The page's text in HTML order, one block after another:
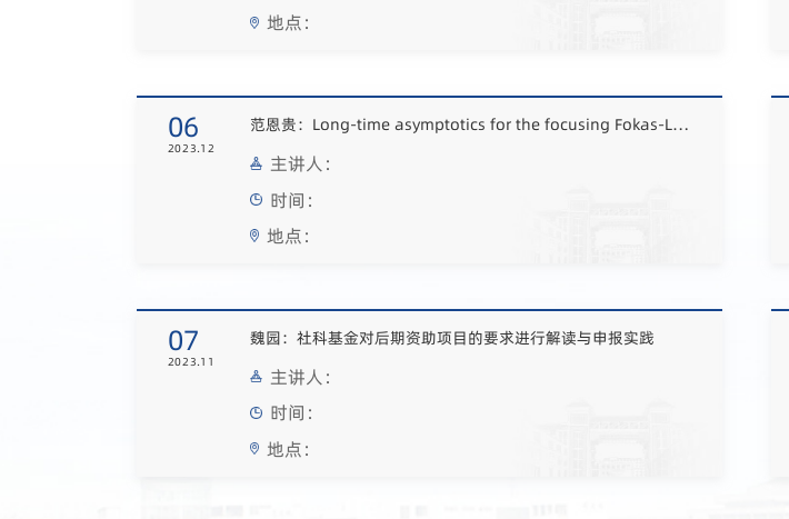
地点：
06
2023.12
范恩贵：Long-time asymptotics for the focusing Fokas-Lenells equation in the solitonic region of space-time
主讲人：
时间：
地点：
07
2023.11
魏园：社科基金对后期资助项目的要求进行解读与申报实践
主讲人：
时间：
地点：